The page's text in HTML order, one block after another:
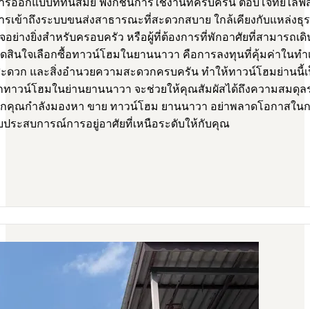
เข้าถึงระบบขนส่งสาธารณะที่สะดวกสบาย ใกล้เคียงกับแหล่ง
ย่างยิ่งสำหรับครอบครัว หรือผู้ที่ต้องการที่พักอาศัยที่สามารถเดิ
สินใจเลือกซื้อทาวน์โฮมในยานนาวา คือการลงทุนที่คุ้มค่าในท
ดวก และสิ่งอำนวยความสะดวกครบครัน ทำให้ทาวน์โฮมย่านนี้
าวน์โฮมในย่านยานนาวา จะช่วยให้คุณสัมผัสได้ถึงความสมดุล
คุณกำลังมองหา ขาย ทาวน์โฮม ยานนาวา อย่าพลาดโอกาสใน
ระสบการณ์การอยู่อาศัยที่เหนือระดับให้กับคุณ